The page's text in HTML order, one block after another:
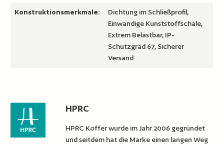
Konstruktionsmerkmale:
Dichtung im Schließprofil,
Einwandige Kunststoffschale,
Extrem Belastbar, IP-
Schutzgrad 67, Sicherer
Versand
HPRC
HPRC Koffer wurde im Jahr 2006 gegründet
und seitdem hat die Marke einen langen Weg